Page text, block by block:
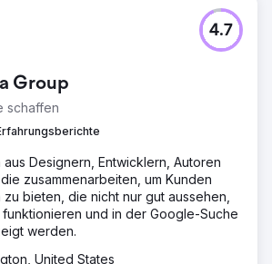
vollständige Suite digitaler
sie kaum sichtbar waren, ihr Budget
wenig Verkehr herrschte.
dem Umbau der Website von Earth
wir die Website indexiert und
um digitales Marketing, Social-Media-
Wir haben dieses
viele Veränderungen und
begleitet.
Group
schaffen
4.7
Designern, Entwicklern, Autoren
zusammenarbeiten, um Kunden
bieten, die nicht nur gut aussehen,
und in der Google-Suche
werden.
United States